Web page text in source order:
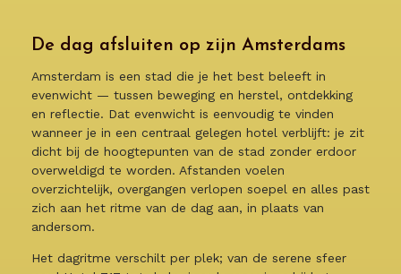
De dag afsluiten op zijn Amsterdams
Amsterdam is een stad die je het best beleeft in
evenwicht — tussen beweging en herstel, ontdekking
en reflectie. Dat evenwicht is eenvoudig te vinden
wanneer je in een centraal gelegen hotel verblijft: je zit
dicht bij de hoogtepunten van de stad zonder erdoor
overweldigd te worden. Afstanden voelen
overzichtelijk, overgangen verlopen soepel en alles past
zich aan het ritme van de dag aan, in plaats van
andersom.
Het dagritme verschilt per plek; van de serene sfeer